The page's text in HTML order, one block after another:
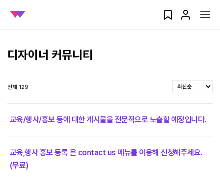
디자이너 커뮤니티
전체 129
교육/행사/홍보 등에 대한 게시물을 전문적으로 노출할 예정입니다.
교육,행사 홍보 등록 은 contact us 메뉴를 이용해 신청해주세요.
(무료)